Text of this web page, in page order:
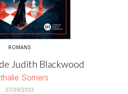
ROMANS
Judith Blackwood
Somers
27/09/2023